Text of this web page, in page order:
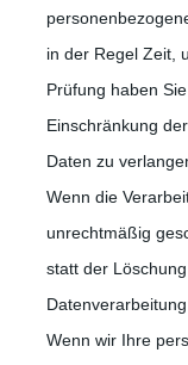
in der Regel Zeit,
Prüfung haben
Einschränkung
Daten zu
Wenn die
unrechtmäßig
statt der
Wenn wir Ihre